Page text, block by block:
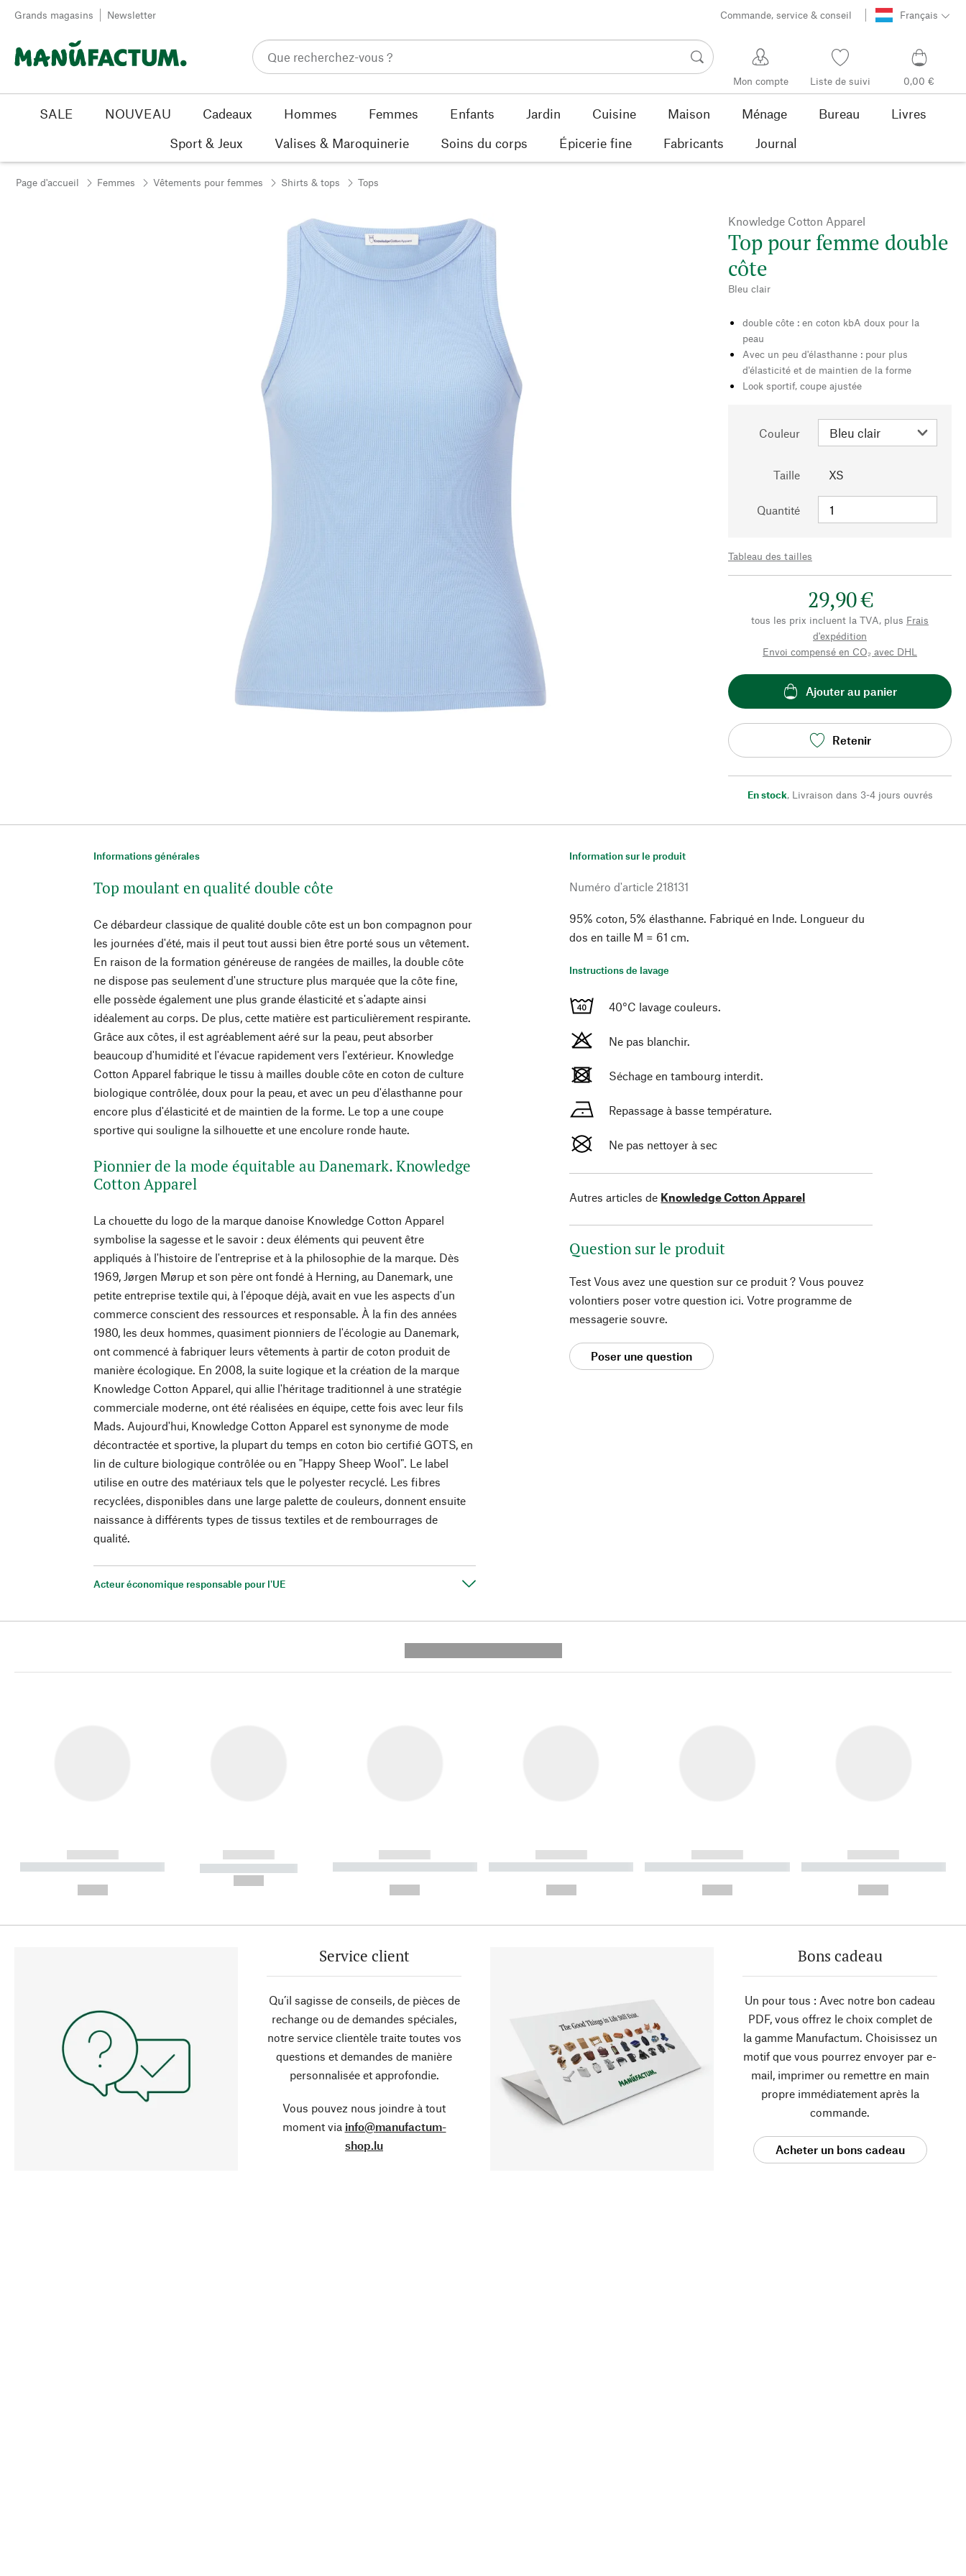
Passer au contenu
Grands magasins Newsletter Commande, service & conseil Français
Mon compte Liste de suivi 0,00 €
SALE NOUVEAU Cadeaux Hommes Femmes Enfants Jardin Cuisine Maison Ménage Bureau
Livres
Sport & Jeux
Valises & Maroquinerie Soins du corps Épicerie fine Fabricants Journal
Page d'accueil Femmes Vêtements pour femmes Shirts & tops Tops
Knowledge Cotton Apparel
Top pour femme double
côte
Bleu clair
double côte : en coton kbA doux pour la
peau
Avec un peu d'élasthanne : pour plus
d'élasticité et de maintien de la forme
Look sportif, coupe ajustée
Couleur
Taille XS
Quantité
Tableau des tailles
29,90 €
tous les prix incluent la TVA, plus Frais
d'expédition
Envoi compensé en CO₂ avec DHL
Ajouter au panier
Retenir
En stock, Livraison dans 3-4 jours ouvrés
Informations générales
Top moulant en qualité double côte
Ce débardeur classique de qualité double côte est un bon compagnon pour
les journées d'été, mais il peut tout aussi bien être porté sous un vêtement.
En raison de la formation généreuse de rangées de mailles, la double côte
ne dispose pas seulement d'une structure plus marquée que la côte fine,
elle possède également une plus grande élasticité et s'adapte ainsi
idéalement au corps. De plus, cette matière est particulièrement respirante.
Grâce aux côtes, il est agréablement aéré sur la peau, peut absorber
beaucoup d'humidité et l'évacue rapidement vers l'extérieur. Knowledge
Cotton Apparel fabrique le tissu à mailles double côte en coton de culture
biologique contrôlée, doux pour la peau, et avec un peu d'élasthanne pour
encore plus d'élasticité et de maintien de la forme. Le top a une coupe
sportive qui souligne la silhouette et une encolure ronde haute.
Pionnier de la mode équitable au Danemark. Knowledge
Cotton Apparel
La chouette du logo de la marque danoise Knowledge Cotton Apparel
symbolise la sagesse et le savoir : deux éléments qui peuvent être
appliqués à l'histoire de l'entreprise et à la philosophie de la marque. Dès
1969, Jørgen Mørup et son père ont fondé à Herning, au Danemark, une
petite entreprise textile qui, à l'époque déjà, avait en vue les aspects d'un
commerce conscient des ressources et responsable. À la fin des années
1980, les deux hommes, quasiment pionniers de l'écologie au Danemark,
ont commencé à fabriquer leurs vêtements à partir de coton produit de
manière écologique. En 2008, la suite logique et la création de la marque
Knowledge Cotton Apparel, qui allie l'héritage traditionnel à une stratégie
commerciale moderne, ont été réalisées en équipe, cette fois avec leur fils
Mads. Aujourd'hui, Knowledge Cotton Apparel est synonyme de mode
décontractée et sportive, la plupart du temps en coton bio certifié GOTS, en
lin de culture biologique contrôlée ou en "Happy Sheep Wool". Le label
utilise en outre des matériaux tels que le polyester recyclé. Les fibres
recyclées, disponibles dans une large palette de couleurs, donnent ensuite
naissance à différents types de tissus textiles et de rembourrages de
qualité.
Acteur économique responsable pour l'UE
Information sur le produit
Numéro d'article 218131
95% coton, 5% élasthanne. Fabriqué en Inde. Longueur du
dos en taille M = 61 cm.
Instructions de lavage
40°C lavage couleurs.
Ne pas blanchir.
Séchage en tambourg interdit.
Repassage à basse température.
Ne pas nettoyer à sec
Autres articles de Knowledge Cotton Apparel
Question sur le produit
Test Vous avez une question sur ce produit ? Vous pouvez
volontiers poser votre question ici. Votre programme de
messagerie souvre.
Poser une question
------------
----------- ----------- ----------
------------
----------- -----------
------------
----------- ----------- ----------
------------
----------- ----------- ----------
------------
----------- ----------- ----------
------------
----------- ----------- ----------
Service client
Qu’il sagisse de conseils, de pièces de
rechange ou de demandes spéciales,
notre service clientèle traite toutes vos
questions et demandes de manière
personnalisée et approfondie.
Vous pouvez nous joindre à tout
moment via info@manufactum-
shop.lu
Bons cadeau
Un pour tous : Avec notre bon cadeau
PDF, vous offrez le choix complet de
la gamme Manufactum. Choisissez un
motif que vous pourrez envoyer par e-
mail, imprimer ou remettre en main
propre immédiatement après la
commande.
Acheter un bons cadeau